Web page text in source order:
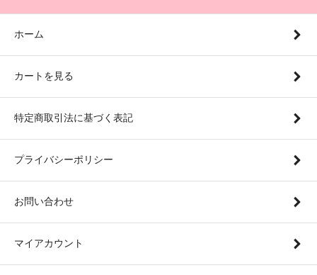
ホーム
カートを見る
特定商取引法に基づく表記
プライバシーポリシー
お問い合わせ
マイアカウント